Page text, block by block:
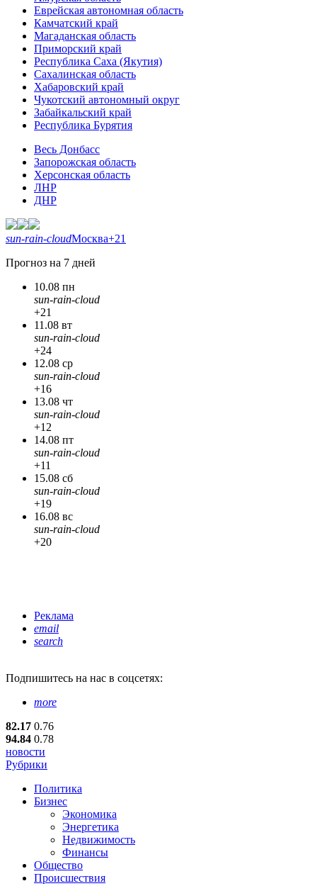
Еврейская автономная область
Камчатский край
Магаданская область
Приморский край
Республика Саха (Якутия)
Сахалинская область
Хабаровский край
Чукотский автономный округ
Забайкальский край
Республика Бурятия
Весь Донбасс
Запорожская область
Херсонская область
ЛНР
ДНР
sun-rain-cloudМосква+21
Прогноз на 7 дней
10.08 пн
sun-rain-cloud
+21
11.08 вт
sun-rain-cloud
+24
12.08 ср
sun-rain-cloud
+16
13.08 чт
sun-rain-cloud
+12
14.08 пт
sun-rain-cloud
+11
15.08 сб
sun-rain-cloud
+19
16.08 вс
sun-rain-cloud
+20
Реклама
email
search
Подпишитесь на нас в соцсетях:
more
82.17 0.76
94.84 0.78
новости
Рубрики
Политика
Бизнес
Экономика
Энергетика
Недвижимость
Финансы
Общество
Происшествия